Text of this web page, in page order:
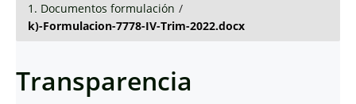
1. Documentos formulación /
k)-Formulacion-7778-IV-Trim-2022.docx
Transparencia